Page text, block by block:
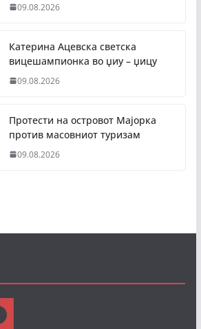
09.08.2026
Катерина Ацевска светска
вицешампионка во џиу – џицу
09.08.2026
Протести на островот Мајорка
против масовниот туризам
09.08.2026